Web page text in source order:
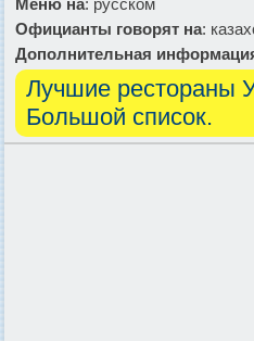
Официанты говорят на:
Дополнительная
Лучшие рестораны
Большой список.